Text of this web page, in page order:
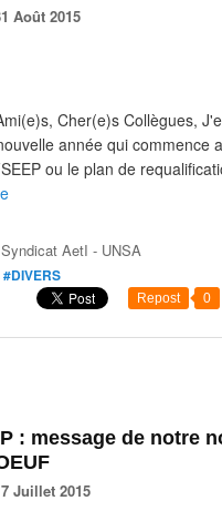
Août 2015
Cher(e)s Collègues,
année qui commence
ou le plan de
Syndicat AetI - UNSA
#DIVERS
Repost 0
: message de notre
Juillet 2015